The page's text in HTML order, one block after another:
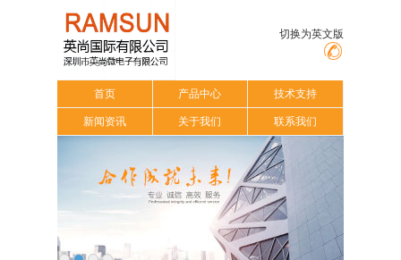
切换为英文版
首页 产品中心 技术支持
新闻资讯 关于我们 联系我们